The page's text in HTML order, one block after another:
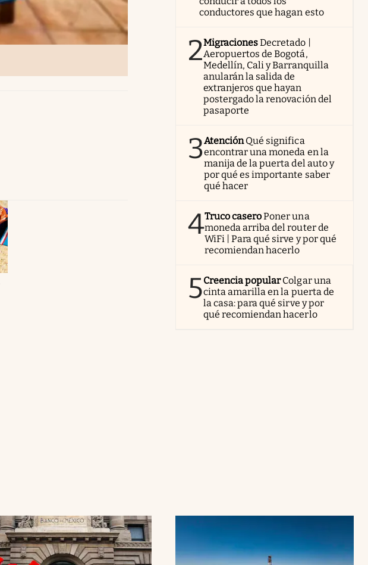
conductores que hagan esto
2MigracionesDecretado |
Aeropuertos de Bogotá,
Medellín, Cali y Barranquilla
anularán la salida de
extranjeros que hayan
postergado la renovación del
pasaporte
3AtenciónQué significa
encontrar una moneda en la
manija de la puerta del auto y
por qué es importante saber
qué hacer
4Truco caseroPoner una
moneda arriba del router de
WiFi | Para qué sirve y por qué
recomiendan hacerlo
5Creencia popularColgar una
cinta amarilla en la puerta de
la casa: para qué sirve y por
qué recomiendan hacerlo